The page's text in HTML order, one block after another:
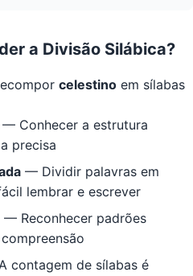
a Divisão Silábica?
celestino em sílabas
— Conhecer a estrutura
precisa
— Dividir palavras em
lembrar e escrever
— Reconhecer padrões
contagem de sílabas é